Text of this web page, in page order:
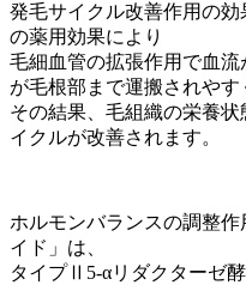
発毛サイクル改善作用の効
の薬用効果により
毛細血管の拡張作用で血
が毛根部まで運搬されやす
その結果、毛組織の栄養
イクルが改善されます。
ホルモンバランスの調整
イド」は、
タイプⅡ5-αリダクターゼ